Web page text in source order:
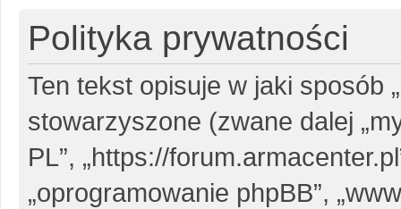
Polityka prywatności
Ten tekst opisuje w jaki sposób
stowarzyszone (zwane dalej
PL”, „https://
„oprogramowanie phpBB”,